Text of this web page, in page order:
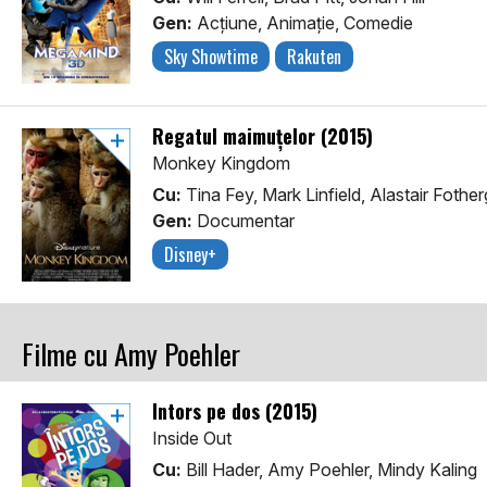
Gen: Acţiune, Animaţie, Comedie
Sky Showtime Rakuten
Regatul maimuţelor (2015)
Monkey Kingdom
Cu: Tina Fey, Mark Linfield, Alastair
Gen: Documentar
Disney+
Filme cu Amy Poehler
Întors pe dos (2015)
Inside Out
Cu: Bill Hader, Amy Poehler, Mindy Kaling